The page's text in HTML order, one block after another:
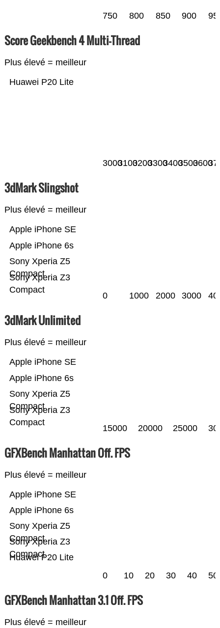
750 800 850 900
Score Geekbench 4 Multi-Thread
Plus élevé = meilleur
Huawei P20 Lite
3000310032003300340035003600
3dMark Slingshot
Plus élevé = meilleur
Sony Xperia Z3
Compact
Sony Xperia Z5
Compact
Apple iPhone 6s
Apple iPhone SE
0 1000 2000 3000
3dMark Unlimited
Plus élevé = meilleur
Sony Xperia Z3
Compact
Sony Xperia Z5
Compact
Apple iPhone 6s
Apple iPhone SE
15000 20000 25000
GFXBench Manhattan Off. FPS
Plus élevé = meilleur
Huawei P20 Lite
Sony Xperia Z3
Compact
Sony Xperia Z5
Compact
Apple iPhone 6s
Apple iPhone SE
0 10 20 30 40 50
GFXBench Manhattan 3.1 Off. FPS
Plus élevé = meilleur